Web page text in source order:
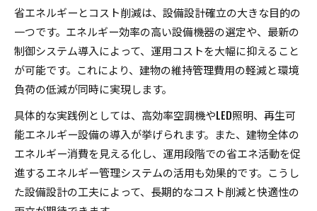
省エネルギーとコスト削減は、設備設計確立の大きな目的の
一つです。エネルギー効率の高い設備機器の選定や、最新の
制御システム導入によって、運用コストを大幅に抑えること
が可能です。これにより、建物の維持管理費用の軽減と環境
負荷の低減が同時に実現します。
具体的な実践例としては、高効率空調機やLED照明、再生可
能エネルギー設備の導入が挙げられます。また、建物全体の
エネルギー消費を見える化し、運用段階での省エネ活動を促
進するエネルギー管理システムの活用も効果的です。こうし
た設備設計の工夫によって、長期的なコスト削減と快適性の